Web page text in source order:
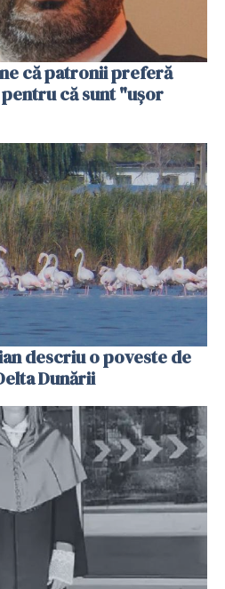
că patronii preferă
că sunt "uşor
descriu o poveste de
Dunării